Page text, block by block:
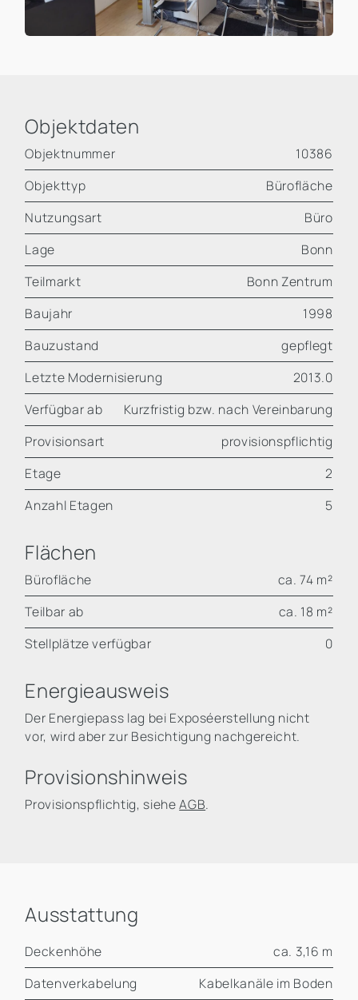
Objektdaten
Objektnummer
10386
Objekttyp
Bürofläche
Nutzungsart
Büro
Lage
Bonn
Teilmarkt
Bonn Zentrum
Baujahr
1998
Bauzustand
gepflegt
Letzte Modernisierung
2013.0
Verfügbar ab
Kurzfristig bzw. nach Vereinbarung
Provisionsart
provisionspflichtig
Etage
2
Anzahl Etagen
5
Flächen
Bürofläche
ca. 74 m²
Teilbar ab
ca. 18 m²
Stellplätze verfügbar
0
Energieausweis
Der Energiepass lag bei Exposéerstellung nicht
vor, wird aber zur Besichtigung nachgereicht.
Provisionshinweis
Provisionspflichtig, sieheAGB.
Ausstattung
Deckenhöhe
ca. 3,16 m
Datenverkabelung
Kabelkanäle im Boden